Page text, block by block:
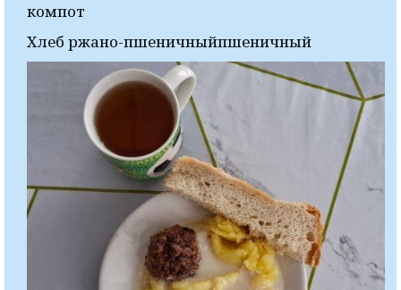
компот
Хлеб ржано-пшеничныйпшеничный